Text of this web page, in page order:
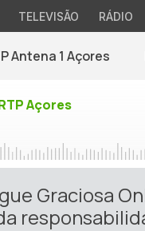
TELEVISÃO RÁDIO
Antena 1 Açores
Açores
Graciosa